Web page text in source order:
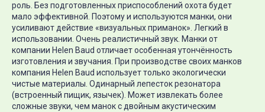
роль. Без подготовленных приспособлений охота будет
мало эффективной. Поэтому и используются манки, они
усиливают действие «визуальных приманок». Легкий в
использовании. Очень реалистичный звук. Манки от
компании Helen Baud отличает особенная утончённость
изготовления и звучания. При производстве своих манков
компания Helen Baud использует только экологически
чистые материалы. Одинарный лепесток резонатора
(встроенный пищик, язычек). Может извлекать более
сложные звуки, чем манок с двойным акустическим